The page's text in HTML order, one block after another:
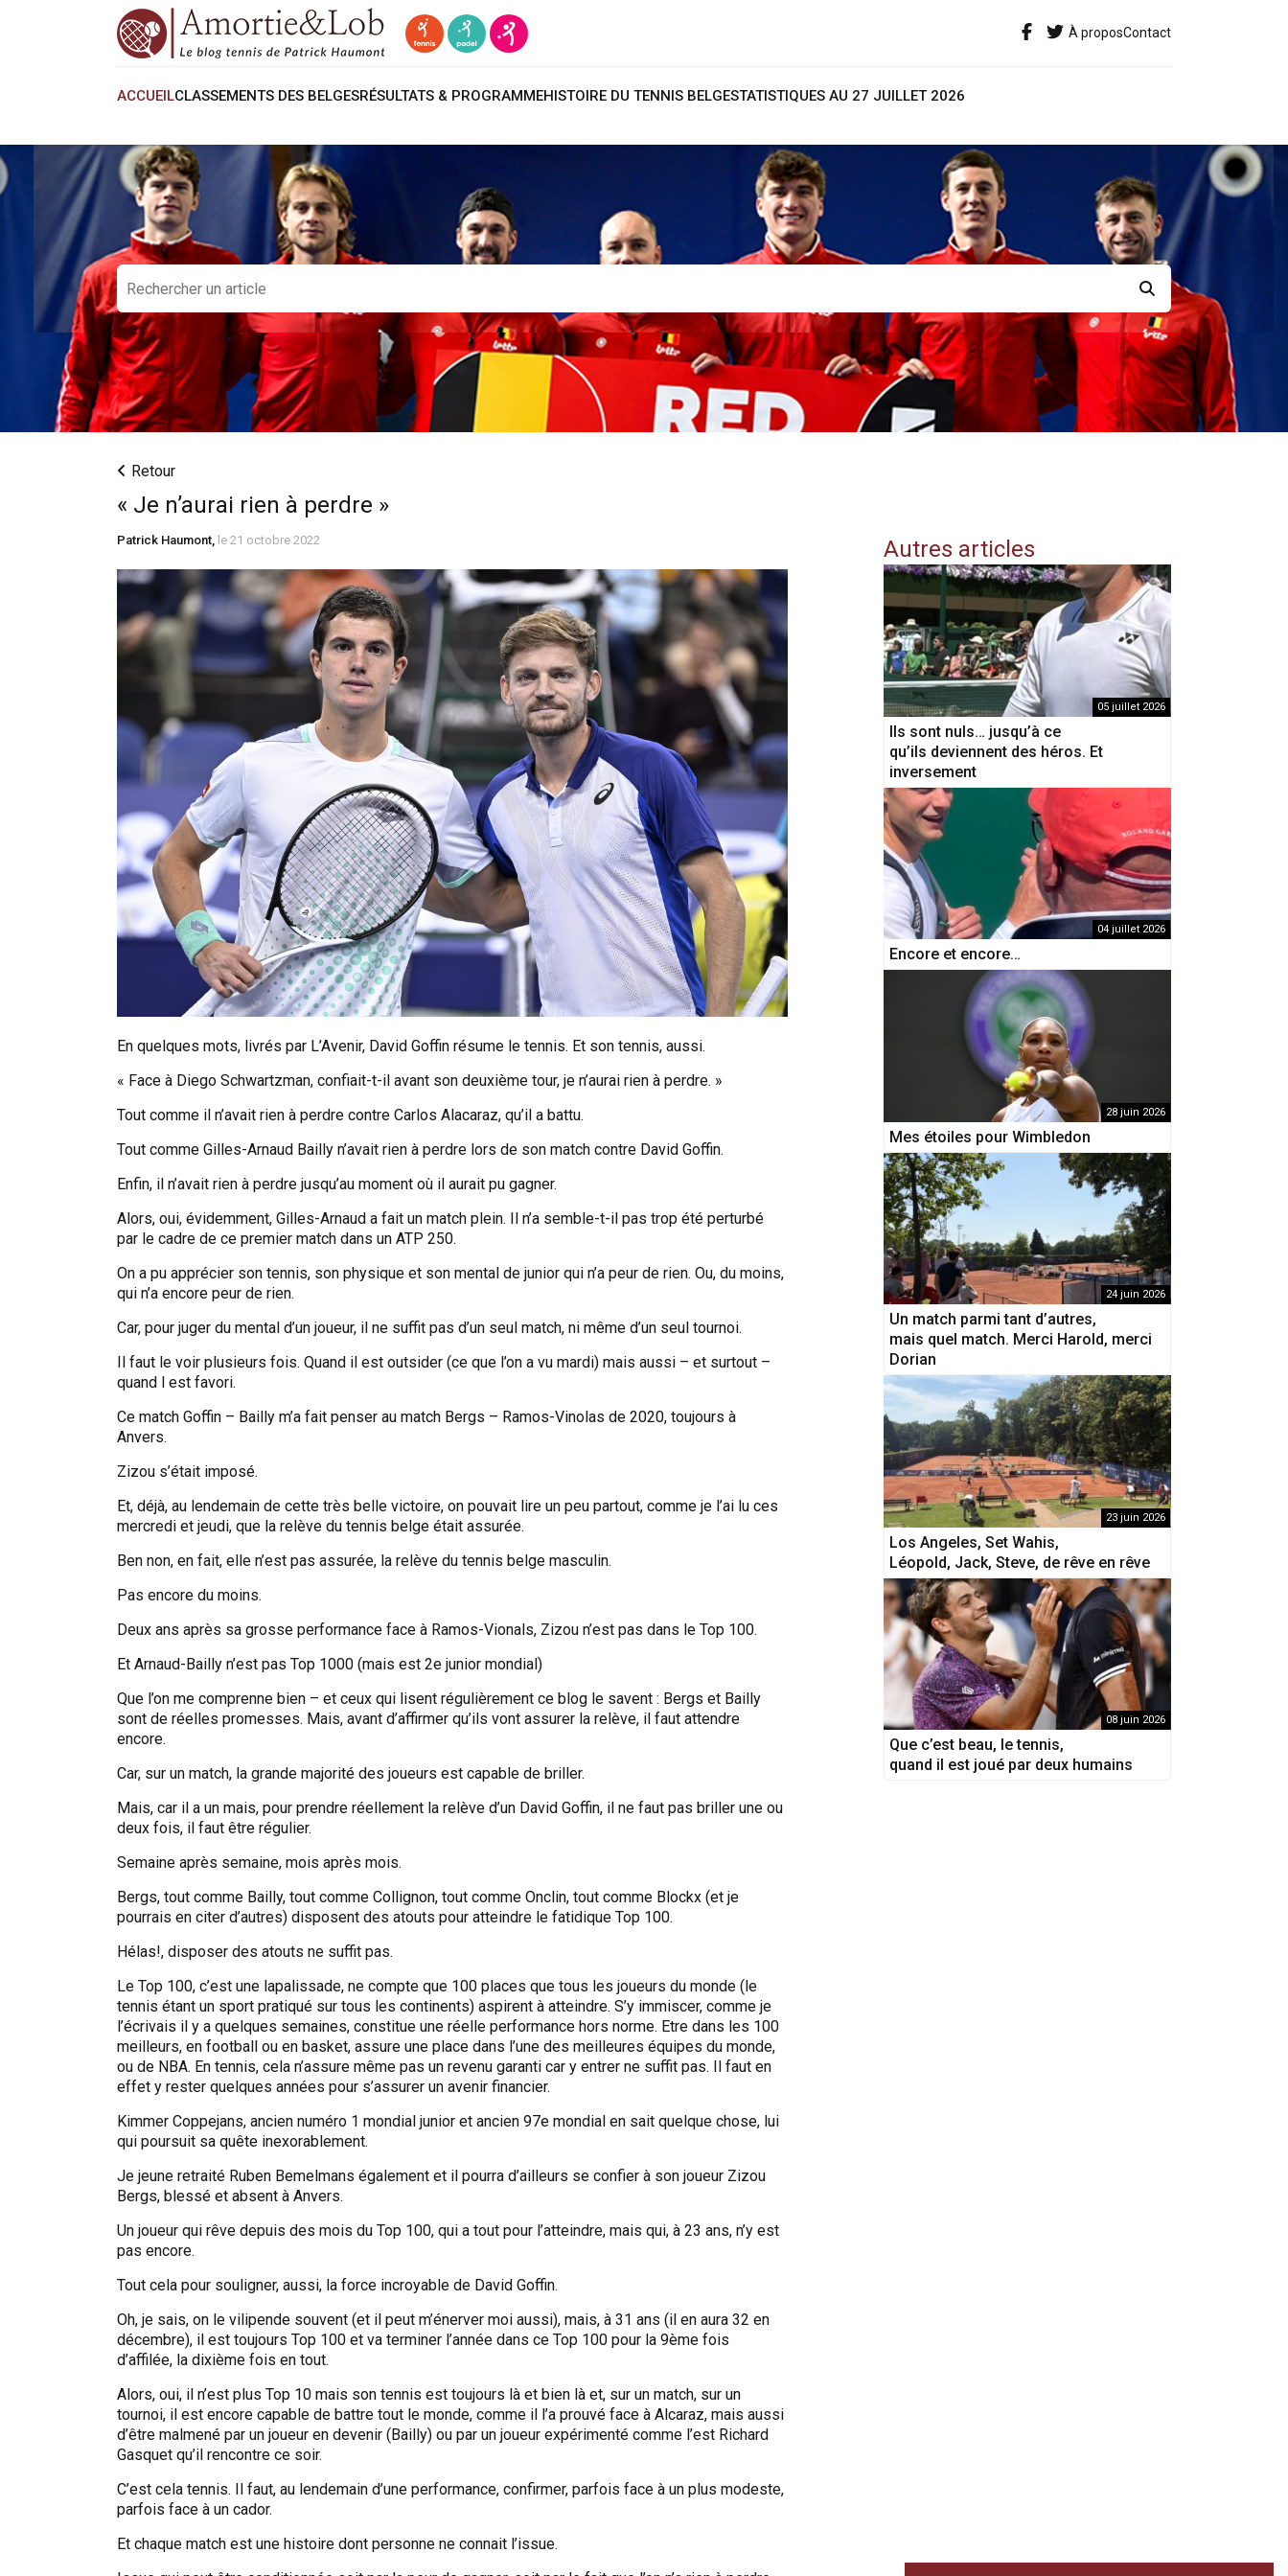
À proposContact
ACCUEILCLASSEMENTS DES BELGESRÉSULTATS & PROGRAMMEHISTOIRE DU TENNIS BELGESTATISTIQUES AU 27 JUILLET 2026
Retour
« Je n’aurai rien à perdre »
Patrick Haumont, le 21 octobre 2022
En quelques mots, livrés par L’Avenir, David Goffin résume le tennis. Et son tennis, aussi.
« Face à Diego Schwartzman, confiait-t-il avant son deuxième tour, je n’aurai rien à perdre. »
Tout comme il n’avait rien à perdre contre Carlos Alacaraz, qu’il a battu.
Tout comme Gilles-Arnaud Bailly n’avait rien à perdre lors de son match contre David Goffin.
Enfin, il n’avait rien à perdre jusqu’au moment où il aurait pu gagner.
Alors, oui, évidemment, Gilles-Arnaud a fait un match plein. Il n’a semble-t-il pas trop été perturbé
par le cadre de ce premier match dans un ATP 250.
On a pu apprécier son tennis, son physique et son mental de junior qui n’a peur de rien. Ou, du moins,
qui n’a encore peur de rien.
Car, pour juger du mental d’un joueur, il ne suffit pas d’un seul match, ni même d’un seul tournoi.
Il faut le voir plusieurs fois. Quand il est outsider (ce que l’on a vu mardi) mais aussi – et surtout –
quand l est favori.
Ce match Goffin – Bailly m’a fait penser au match Bergs – Ramos-Vinolas de 2020, toujours à
Anvers.
Zizou s’était imposé.
Et, déjà, au lendemain de cette très belle victoire, on pouvait lire un peu partout, comme je l’ai lu ces
mercredi et jeudi, que la relève du tennis belge était assurée.
Ben non, en fait, elle n’est pas assurée, la relève du tennis belge masculin.
Pas encore du moins.
Deux ans après sa grosse performance face à Ramos-Vionals, Zizou n’est pas dans le Top 100.
Et Arnaud-Bailly n’est pas Top 1000 (mais est 2e junior mondial)
Que l’on me comprenne bien – et ceux qui lisent régulièrement ce blog le savent : Bergs et Bailly
sont de réelles promesses. Mais, avant d’affirmer qu’ils vont assurer la relève, il faut attendre
encore.
Car, sur un match, la grande majorité des joueurs est capable de briller.
Mais, car il a un mais, pour prendre réellement la relève d’un David Goffin, il ne faut pas briller une ou
deux fois, il faut être régulier.
Semaine après semaine, mois après mois.
Bergs, tout comme Bailly, tout comme Collignon, tout comme Onclin, tout comme Blockx (et je
pourrais en citer d’autres) disposent des atouts pour atteindre le fatidique Top 100.
Hélas!, disposer des atouts ne suffit pas.
Le Top 100, c’est une lapalissade, ne compte que 100 places que tous les joueurs du monde (le
tennis étant un sport pratiqué sur tous les continents) aspirent à atteindre. S’y immiscer, comme je
l’écrivais il y a quelques semaines, constitue une réelle performance hors norme. Etre dans les 100
meilleurs, en football ou en basket, assure une place dans l’une des meilleures équipes du monde,
ou de NBA. En tennis, cela n’assure même pas un revenu garanti car y entrer ne suffit pas. Il faut en
effet y rester quelques années pour s’assurer un avenir financier.
Kimmer Coppejans, ancien numéro 1 mondial junior et ancien 97e mondial en sait quelque chose, lui
qui poursuit sa quête inexorablement.
Je jeune retraité Ruben Bemelmans également et il pourra d’ailleurs se confier à son joueur Zizou
Bergs, blessé et absent à Anvers.
Un joueur qui rêve depuis des mois du Top 100, qui a tout pour l’atteindre, mais qui, à 23 ans, n’y est
pas encore.
Tout cela pour souligner, aussi, la force incroyable de David Goffin.
Oh, je sais, on le vilipende souvent (et il peut m’énerver moi aussi), mais, à 31 ans (il en aura 32 en
décembre), il est toujours Top 100 et va terminer l’année dans ce Top 100 pour la 9ème fois
d’affilée, la dixième fois en tout.
Alors, oui, il n’est plus Top 10 mais son tennis est toujours là et bien là et, sur un match, sur un
tournoi, il est encore capable de battre tout le monde, comme il l’a prouvé face à Alcaraz, mais aussi
d’être malmené par un joueur en devenir (Bailly) ou par un joueur expérimenté comme l’est Richard
Gasquet qu’il rencontre ce soir.
C’est cela tennis. Il faut, au lendemain d’une performance, confirmer, parfois face à un plus modeste,
parfois face à un cador.
Et chaque match est une histoire dont personne ne connait l’issue.
Autres articles
05 juillet 2026
Ils sont nuls… jusqu’à ce
qu’ils deviennent des héros. Et
inversement
04 juillet 2026
Encore et encore…
28 juin 2026
Mes étoiles pour Wimbledon
24 juin 2026
Un match parmi tant d’autres,
mais quel match. Merci Harold, merci
Dorian
23 juin 2026
Los Angeles, Set Wahis,
Léopold, Jack, Steve, de rêve en rêve
08 juin 2026
Que c’est beau, le tennis,
quand il est joué par deux humains